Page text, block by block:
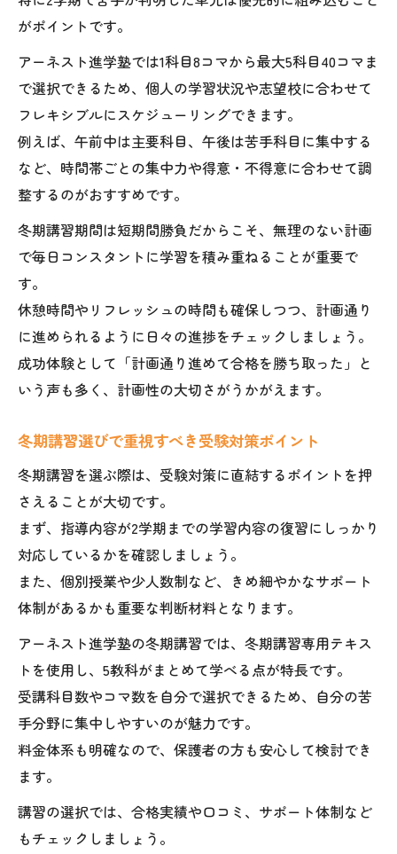
がポイントです。
アーネスト進学塾では1科目8コマから最大5科目40コマま
で選択できるため、個人の学習状況や志望校に合わせて
フレキシブルにスケジューリングできます。
例えば、午前中は主要科目、午後は苦手科目に集中する
など、時間帯ごとの集中力や得意・不得意に合わせて調
整するのがおすすめです。
冬期講習期間は短期間勝負だからこそ、無理のない計画
で毎日コンスタントに学習を積み重ねることが重要で
す。
休憩時間やリフレッシュの時間も確保しつつ、計画通り
に進められるように日々の進捗をチェックしましょう。
成功体験として「計画通り進めて合格を勝ち取った」と
いう声も多く、計画性の大切さがうかがえます。
冬期講習選びで重視すべき受験対策ポイント
冬期講習を選ぶ際は、受験対策に直結するポイントを押
さえることが大切です。
まず、指導内容が2学期までの学習内容の復習にしっかり
対応しているかを確認しましょう。
また、個別授業や少人数制など、きめ細やかなサポート
体制があるかも重要な判断材料となります。
アーネスト進学塾の冬期講習では、冬期講習専用テキス
トを使用し、5教科がまとめて学べる点が特長です。
受講科目数やコマ数を自分で選択できるため、自分の苦
手分野に集中しやすいのが魅力です。
料金体系も明確なので、保護者の方も安心して検討でき
ます。
講習の選択では、合格実績や口コミ、サポート体制など
もチェックしましょう。